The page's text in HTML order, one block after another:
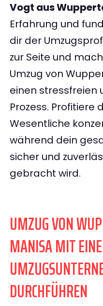
Vogt aus
Erfahrung und
dir der
zur Seite und
Umzug von
einen stressfreien
Prozess. Profitiere
Wesentliche
während dein
sicher und
gebracht wird.
UMZUG VON
MANISA MIT
DURCHFÜHREN